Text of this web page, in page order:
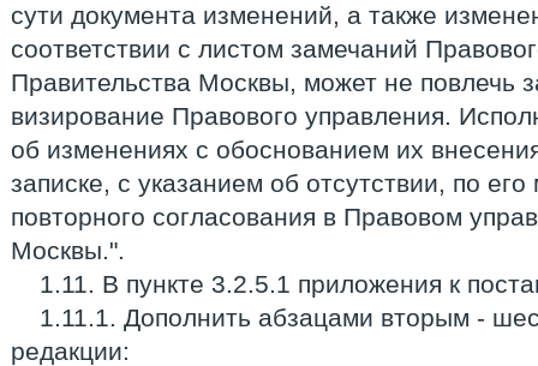
сути документа изменений, а также
соответствии с листом замечаний
Правительства Москвы, может не повлечь
визирование Правового управления.
об изменениях с обоснованием их
записке, с указанием об отсутствии, по
повторного согласования в Правовом
Москвы.".
1.11. В пункте 3.2.5.1 приложения к
1.11.1. Дополнить абзацами вторым -
редакции: